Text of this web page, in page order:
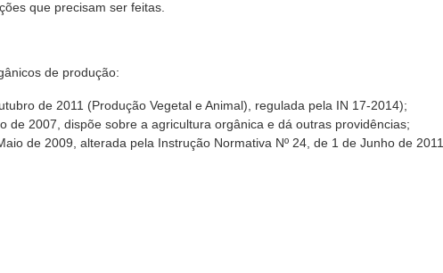
que precisam ser feitas.
de produção:
de 2011 (Produção Vegetal e Animal), regulada pela IN 17-2014);
de 2007, dispõe sobre a agricultura orgânica e dá outras providências;
de 2009, alterada pela Instrução Normativa Nº 24, de 1 de Junho de